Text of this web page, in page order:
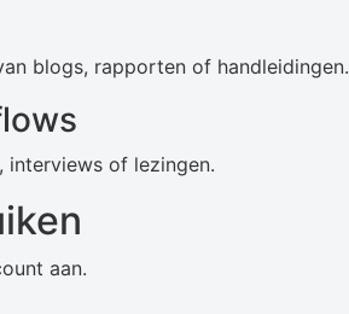
blogs, rapporten of handleidingen.
interviews of lezingen.
aan.